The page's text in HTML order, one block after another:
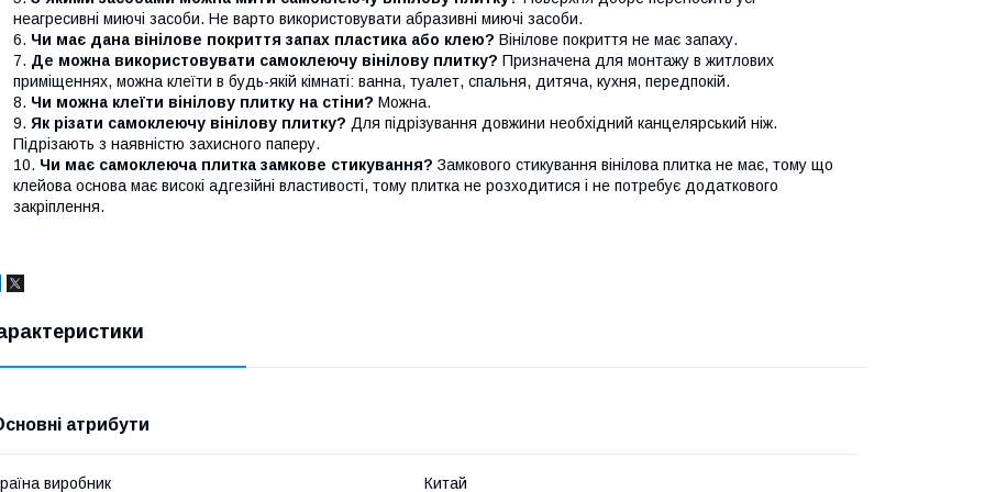
неагресивні миючі засоби. Не варто використовувати абразивні миючі засоби.
Чи має дана вінілове покриття запах пластика або клею? Вінілове покриття не має запаху.
Де можна використовувати самоклеючу вінілову плитку? Призначена для монтажу в житлових
приміщеннях, можна клеїти в будь-якій кімнаті: ванна, туалет, спальня, дитяча, кухня, передпокій.
Чи можна клеїти вінілову плитку на стіни? Можна.
Як різати самоклеючу вінілову плитку? Для підрізування довжини необхідний канцелярський ніж.
Підрізають з наявністю захисного паперу.
Чи має самоклеюча плитка замкове стикування? Замкового стикування вінілова плитка не має, тому що
клейова основа має високі адгезійні властивості, тому плитка не розходитися і не потребує додаткового
закріплення.
атрибути
виробник Китай